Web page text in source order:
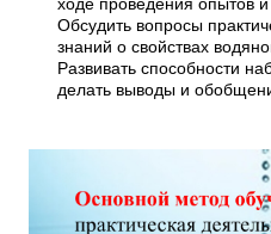
ходе проведения опытов
Обсудить вопросы
знаний о свойствах
Развивать способности
делать выводы и